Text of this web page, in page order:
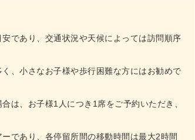
であり、交通状況や天候によっては訪問順序
、小さなお子様や歩行困難な方にはお勧めで
は、お子様1人につき1席をご予約いただき、
であり、各停留所間の移動時間は最大2時間